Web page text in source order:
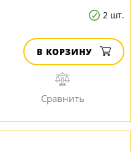
2 шт.
В КОРЗИНУ